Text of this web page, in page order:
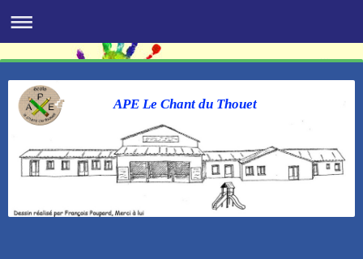
APE Le Chant du Thouet